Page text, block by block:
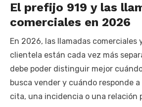
El prefijo 919 y las
comerciales en 2026
En 2026, las llamadas comerciales
clientela están cada vez más
debe poder distinguir mejor
busca vender y cuándo responde
cita, una incidencia o una relación